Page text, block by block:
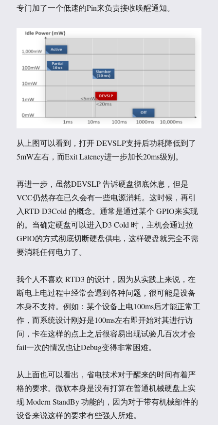
专门加了一个低速的Pin来负责接收唤醒通知。
从上图可以看到，打开 DEVSLP支持后功耗降低到了
5mW左右，而Exit Latency进一步加长20ms级别。
再进一步，虽然DEVSLP 告诉硬盘彻底休息，但是
VCC仍然存在已久会有一些电源消耗。这时候，再引
入RTD D3Cold 的概念。通常是通过某个 GPIO来实现
的。当确定硬盘可以进入D3 Cold 时，主机会通过拉
GPIO的方式彻底切断硬盘供电，这样硬盘就完全不需
要消耗任何电力了。
我个人不喜欢 RTD3 的设计，因为从实践上来说，在
断电上电过程中经常会遇到各种问题，很可能是设备
本身不支持。例如：某个设备上电100ms后才能正常工
作，而系统设计刚好是100ms左右即开始对其进行访
问，卡在这样的点上之后很容易出现试验几百次才会
fail一次的情况也让Debug变得非常困难。
从上面也可以看出，省电技术对于醒来的时间有着严
格的要求。微软本身是没有打算在普通机械硬盘上实
现 Modern StandBy 功能的，因为对于带有机械部件的
设备来说这样的要求有些强人所难。